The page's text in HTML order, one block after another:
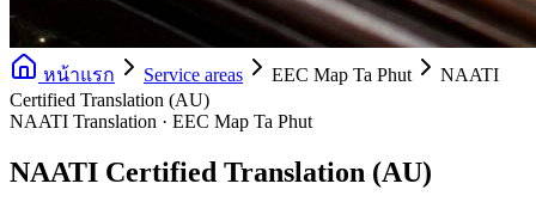
หน้าแรก Service areas EEC Map Ta Phut
NAATI
Certified Translation (AU)
NAATI Translation · EEC Map Ta Phut
NAATI Certified Translation (AU)